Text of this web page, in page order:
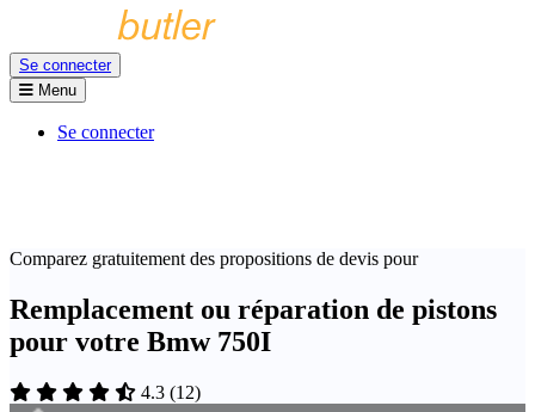
Se connecter
Menu
Se connecter
Comparez gratuitement des propositions de devis pour
Remplacement ou réparation de pistons
pour votre Bmw 750I
4.3 (12)